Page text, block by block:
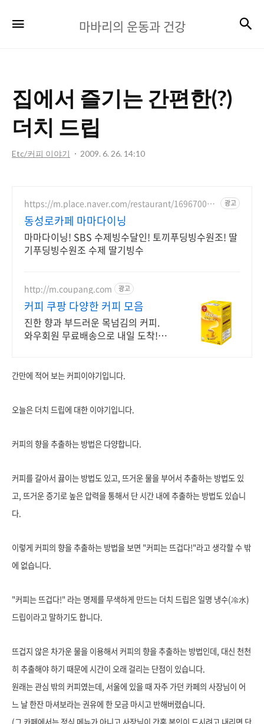
바
운
건
마바리의 운동과 건강
집에서 즐기는 간편한(?)
더치 드립
Etc/커피 이야기 2009. 6. 26. 14:10
https://m.place.naver.com/restaurant/169670029
광고
동성로카페 마마다이닝
마마다이닝! SBS 수제빙수달인! 토끼푸딩빙수원조! 딸
기푸딩빙수원조 수제 딸기빙수
http://m.coupang.com 광고
커피 쿠팡 다양한 커피 모음
진한 향과 부드러운 목넘김의 커피.
와우회원 무료배송으로 내일 도착! 취
간만에 적어 보는 커피이야기입니다.
오늘은 더치 드립에 대한 이야기입니다.
커피의 향을 추출하는 방법은 다양합니다.
커피를 갈아서 끓이는 방법도 있고, 뜨거운 물을 부어서 추출하는 방법도 있
고, 뜨거운 증기로 높은 압력을 통해서 단 시간 내에 추출하는 방법도 있습니
다.
이렇게 커피의 향을 추출하는 방법을 보면 "커피는 뜨겁다!"라고 생각할 수 밖
에 없습니다.
"커피는 뜨겁다!" 라는 명제를 무색하게 만드는 더치 드립은 일명 냉수(冷水)
드립이라고 말하기도 합니다.
뜨겁지 않은 차가운 물을 이용해서 커피의 향을 추출하는 방법인데, 대신 천천
히 추출해야 하기 때문에 시간이 오래 걸리는 단점이 있습니다.
원래는 관심 밖의 커피였는데, 서울에 있을 때 자주 가던 카페의 사장님이 어
느 날 한잔 마셔보라는 권유에 한 모금 마시고 반해버렸습니다.